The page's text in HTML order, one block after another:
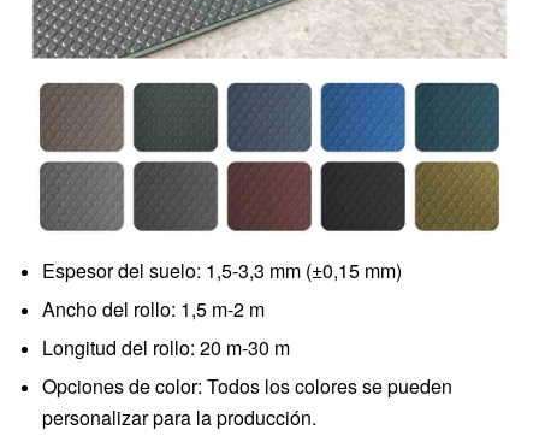
Espesor del suelo: 1,5-3,3 mm (±0,15 mm)
Ancho del rollo: 1,5 m-2 m
Longitud del rollo: 20 m-30 m
Opciones de color: Todos los colores se pueden
personalizar para la producción.